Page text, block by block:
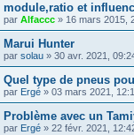
module,ratio et
par Alfaccc » 16 mars 2015,
Marui Hunter
par solau » 30 avr. 2021,
Quel type de pneus
par Ergé » 03 mars 2021,
Problème avec un
par Ergé » 22 févr. 2021,